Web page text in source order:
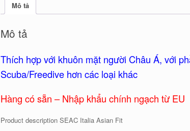
Mô tả
Mô tả
Thích hợp với khuôn mặt người Châu Á, với
Scuba/Freedive hơn các loại khác
Hàng có sẵn – Nhập khẩu chính ngạch từ EU
Product description SEAC Italia Asian Fit